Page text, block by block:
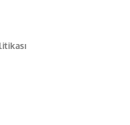
No3/A Kadıköy İstanbul